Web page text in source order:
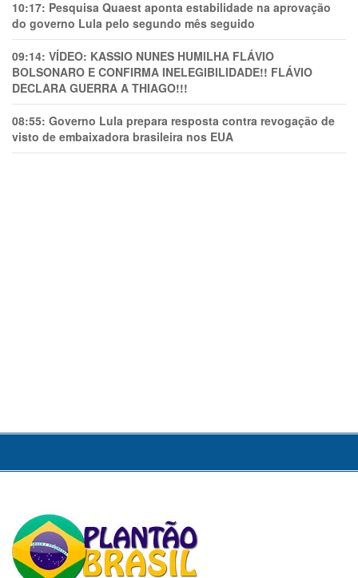
10:17: Pesquisa Quaest aponta estabilidade na aprovação
do governo Lula pelo segundo mês seguido
09:14: VÍDEO: KASSIO NUNES HUMlLHA FLÁVIO
BOLSONARO E CONFIRMA INELEGIBILIDADE!! FLÁVIO
DECLARA GUERRA A THIAGO!!!
08:55: Governo Lula prepara resposta contra revogação de
visto de embaixadora brasileira nos EUA